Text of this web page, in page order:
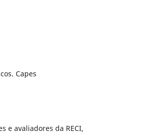
Capes
e avaliadores da RECI,